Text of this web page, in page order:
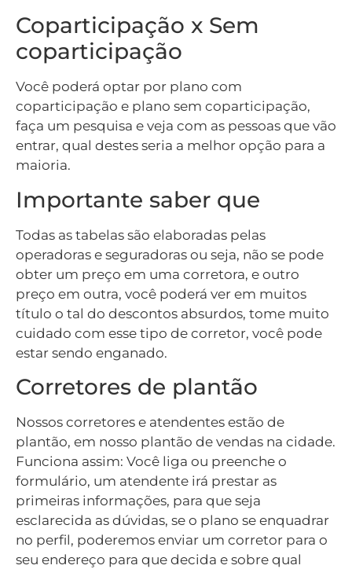
Coparticipação x Sem
coparticipação
Você poderá optar por plano com
coparticipação e plano sem coparticipação,
faça um pesquisa e veja com as pessoas que vão
entrar, qual destes seria a melhor opção para a
maioria.
Importante saber que
Todas as tabelas são elaboradas pelas
operadoras e seguradoras ou seja, não se pode
obter um preço em uma corretora, e outro
preço em outra, você poderá ver em muitos
título o tal do descontos absurdos, tome muito
cuidado com esse tipo de corretor, você pode
estar sendo enganado.
Corretores de plantão
Nossos corretores e atendentes estão de
plantão, em nosso plantão de vendas na cidade.
Funciona assim: Você liga ou preenche o
formulário, um atendente irá prestar as
primeiras informações, para que seja
esclarecida as dúvidas, se o plano se enquadrar
no perfil, poderemos enviar um corretor para o
seu endereço para que decida e sobre qual